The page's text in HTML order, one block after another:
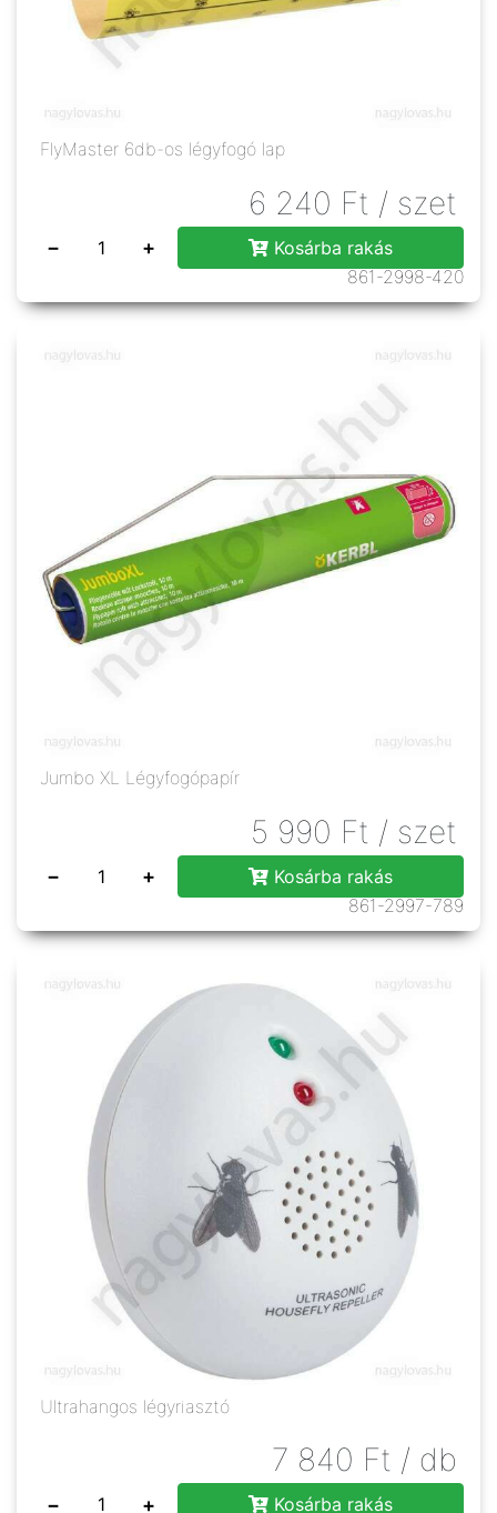
FlyMaster 6db-os légyfogó lap
6 240 Ft / szet
− +
Kosárba rakás
861-2998-420
Jumbo XL Légyfogópapír
5 990 Ft / szet
− +
Kosárba rakás
861-2997-789
Ultrahangos légyriasztó
7 840 Ft / db
− +
Kosárba rakás